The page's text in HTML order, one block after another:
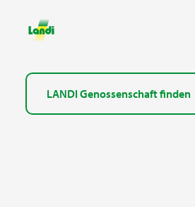
LANDI Genossenschaft finden